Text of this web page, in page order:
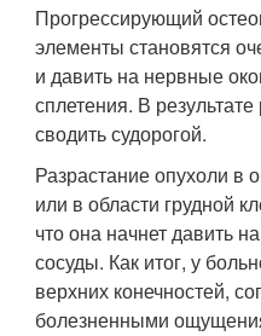
Прогрессирующий
элементы становятся
и давить на нервные
сплетения. В
сводить судорогой.
Разрастание опухоли в
или в области грудной
что она начнет давить
сосуды. Как итог, у
верхних конечностей,
болезненными